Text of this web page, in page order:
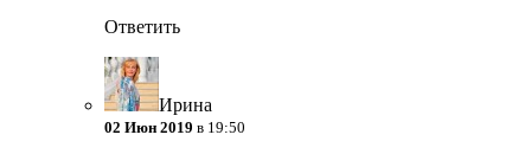
Ответить
Ирина
02 Июн 2019 в 19:50